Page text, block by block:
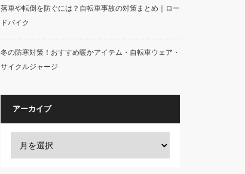
落車や転倒を防ぐには？自転車事故の対策まとめ｜ロー
ドバイク
冬の防寒対策！おすすめ暖かアイテム・自転車ウェア・
サイクルジャージ
アーカイブ